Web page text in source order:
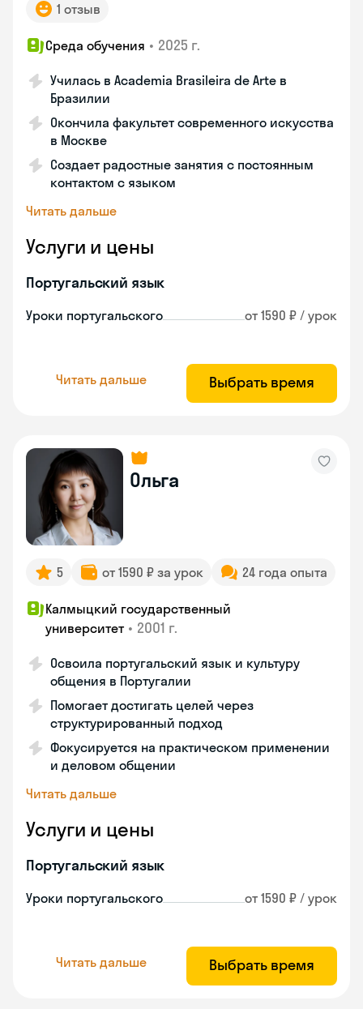
1 отзыв
Среда обучения • 2025 г.
Училась в Academia Brasileira de Arte в
Бразилии
Окончила факультет современного искусства
в Москве
Создает радостные занятия с постоянным
контактом с языком
Читать дальше
Услуги и цены
Португальский язык
Уроки португальского от 1590 ₽ / урок
Читать дальше Выбрать время
Ольга
5 от 1590 ₽ за урок 24 года опыта
Калмыцкий государственный
университет • 2001 г.
Освоила португальский язык и культуру
общения в Португалии
Помогает достигать целей через
структурированный подход
Фокусируется на практическом применении
и деловом общении
Читать дальше
Услуги и цены
Португальский язык
Уроки португальского от 1590 ₽ / урок
Читать дальше Выбрать время